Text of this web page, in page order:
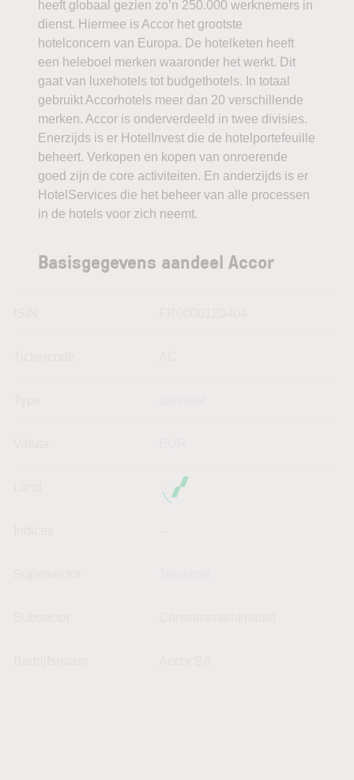
heeft globaal gezien zo’n 250.000 werknemers in
dienst. Hiermee is Accor het grootste
hotelconcern van Europa. De hotelketen heeft
een heleboel merken waaronder het werkt. Dit
gaat van luxehotels tot budgethotels. In totaal
gebruikt Accorhotels meer dan 20 verschillende
merken. Accor is onderverdeeld in twee divisies.
Enerzijds is er HotelInvest die de hotelportefeuille
beheert. Verkopen en kopen van onroerende
goed zijn de core activiteiten. En anderzijds is er
HotelServices die het beheer van alle processen
in de hotels voor zich neemt.
Basisgegevens aandeel Accor